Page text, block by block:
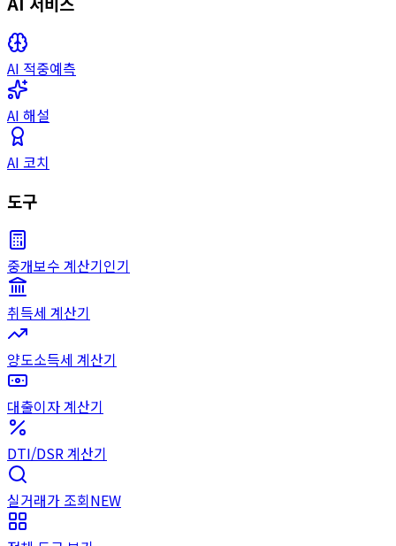
AI 적중예측
AI 해설
AI 코치
도구
중개보수 계산기인기
취득세 계산기
양도소득세 계산기
대출이자 계산기
DTI/DSR 계산기
실거래가 조회NEW